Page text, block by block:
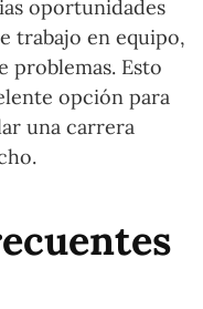
oportunidades
trabajo en equipo,
problemas. Esto
opción para
una carrera